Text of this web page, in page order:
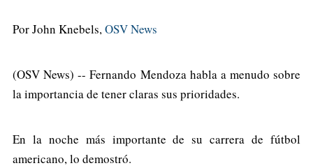
Por John Knebels,OSV News
(OSV News) -- Fernando Mendoza habla a menudo sobre
la importancia de tener claras sus prioridades.
En la noche más importante de su carrera de fútbol
americano, lo demostró.